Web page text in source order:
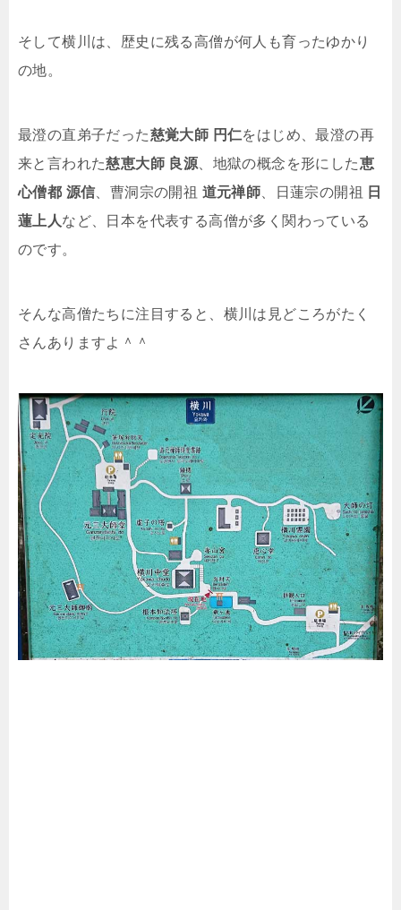
そして横川は、歴史に残る高僧が何人も育ったゆかり
の地。
最澄の直弟子だった慈覚大師 円仁をはじめ、最澄の再
来と言われた慈恵大師 良源 、地獄の概念を形にした恵
心僧都 源信 、曹洞宗の開祖 道元禅師 、日蓮宗の開祖
日
蓮上人など、日本を代表する高僧が多く関わっている
のです。
そんな高僧たちに注目すると、横川は見どころがたく
さんありますよ＾＾